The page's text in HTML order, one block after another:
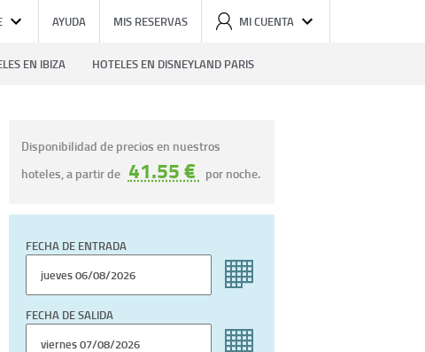
AYUDA MIS RESERVAS MI CUENTA
EN IBIZA HOTELES EN DISNEYLAND PARIS
Disponibilidad de precios en nuestros
hoteles, a partir de 41.55 € por noche.
FECHA DE ENTRADA
FECHA DE SALIDA